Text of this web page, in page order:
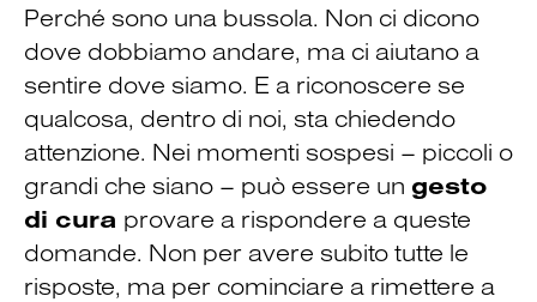
Perché sono una bussola. Non ci dicono
dove dobbiamo andare, ma ci aiutano a
sentire dove siamo. E a riconoscere se
qualcosa, dentro di noi, sta chiedendo
attenzione. Nei momenti sospesi – piccoli o
grandi che siano – può essere un gesto
di cura provare a rispondere a queste
domande. Non per avere subito tutte le
risposte, ma per cominciare a rimettere a